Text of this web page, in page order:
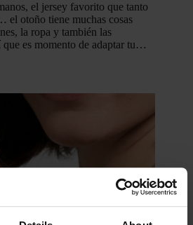
el jersey favorito que tanto
el otoño tiene muchas cosas
la ropa y también las
es momento de adaptar tu…